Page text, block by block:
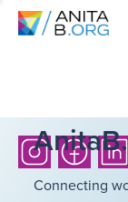
Connecting